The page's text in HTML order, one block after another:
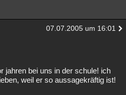
07.07.2005 um 16:01
jahren bei uns in der schule! ich
weil er so aussagekräftig ist!